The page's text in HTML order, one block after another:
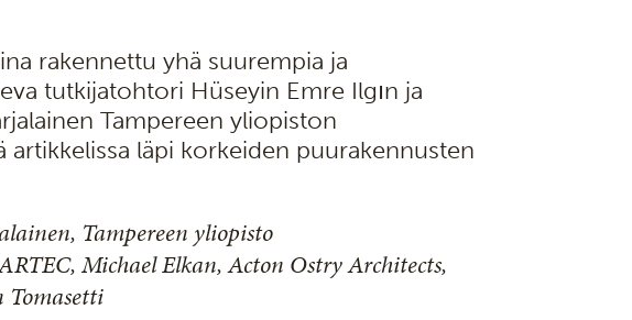
rakennettu yhä suurempia ja
tutkijatohtori Hüseyin Emre Ilgın ja
Tampereen yliopiston
artikkelissa läpi korkeiden puurakennusten
Tampereen yliopisto
Michael Elkan, Acton Ostry Architects,